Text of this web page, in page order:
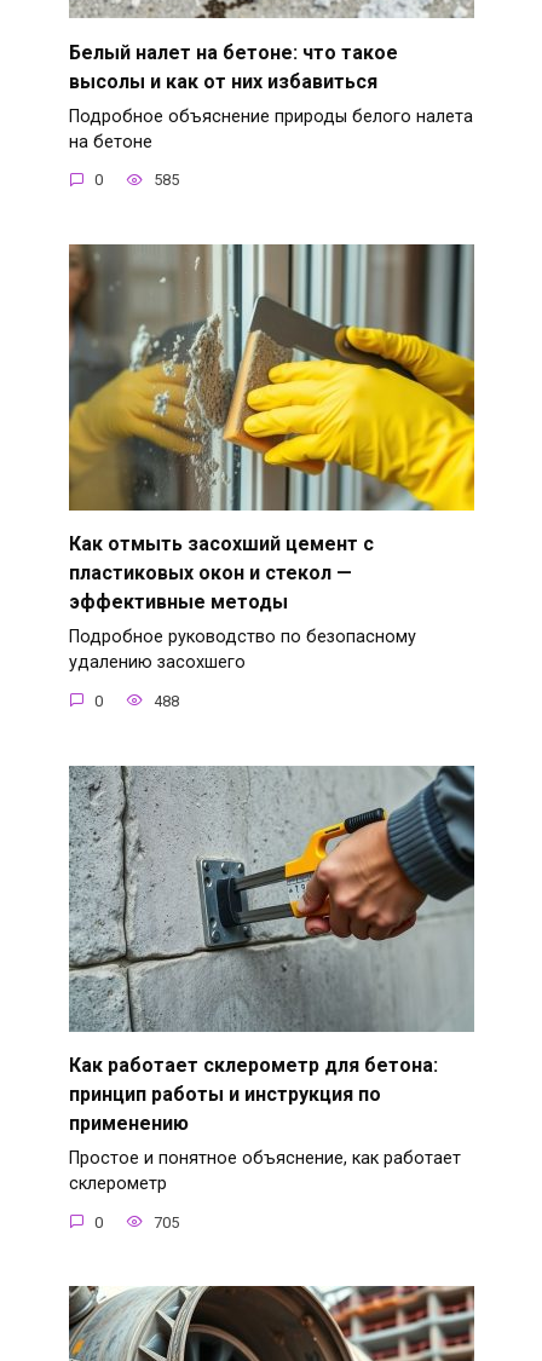
Белый налет на бетоне: что такое
высолы и как от них избавиться
Подробное объяснение природы белого налета
на бетоне
0 585
Как отмыть засохший цемент с
пластиковых окон и стекол —
эффективные методы
Подробное руководство по безопасному
удалению засохшего
0 488
Как работает склерометр для бетона:
принцип работы и инструкция по
применению
Простое и понятное объяснение, как работает
склерометр
0 705